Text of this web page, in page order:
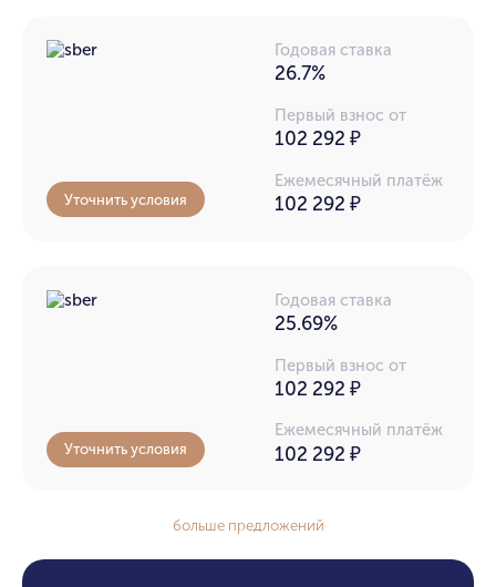
Годовая ставка
26.7%
Первый взнос от
102 292 ₽
Ежемесячный платёж
102 292 ₽
Уточнить условия
Годовая ставка
25.69%
Первый взнос от
102 292 ₽
Ежемесячный платёж
102 292 ₽
Уточнить условия
больше предложений